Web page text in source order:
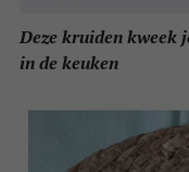
Deze kruiden kweek
in de keuken